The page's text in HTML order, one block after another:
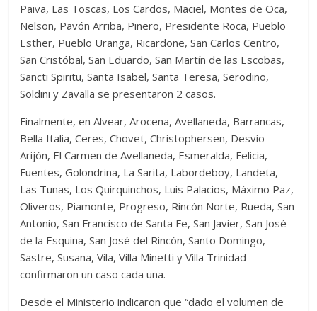
Paiva, Las Toscas, Los Cardos, Maciel, Montes de Oca,
Nelson, Pavón Arriba, Piñero, Presidente Roca, Pueblo
Esther, Pueblo Uranga, Ricardone, San Carlos Centro,
San Cristóbal, San Eduardo, San Martín de las Escobas,
Sancti Spiritu, Santa Isabel, Santa Teresa, Serodino,
Soldini y Zavalla se presentaron 2 casos.
Finalmente, en Alvear, Arocena, Avellaneda, Barrancas,
Bella Italia, Ceres, Chovet, Christophersen, Desvío
Arijón, El Carmen de Avellaneda, Esmeralda, Felicia,
Fuentes, Golondrina, La Sarita, Labordeboy, Landeta,
Las Tunas, Los Quirquinchos, Luis Palacios, Máximo Paz,
Oliveros, Piamonte, Progreso, Rincón Norte, Rueda, San
Antonio, San Francisco de Santa Fe, San Javier, San José
de la Esquina, San José del Rincón, Santo Domingo,
Sastre, Susana, Vila, Villa Minetti y Villa Trinidad
confirmaron un caso cada una.
Desde el Ministerio indicaron que “dado el volumen de